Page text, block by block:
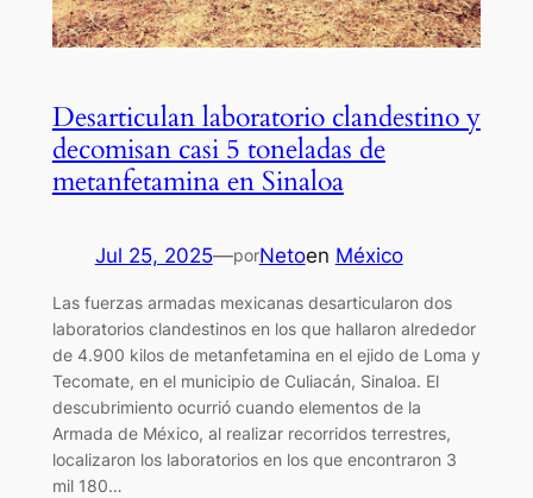
Desarticulan laboratorio clandestino y
decomisan casi 5 toneladas de
metanfetamina en Sinaloa
Jul 25, 2025—porNetoen México
Las fuerzas armadas mexicanas desarticularon dos
laboratorios clandestinos en los que hallaron alrededor
de 4.900 kilos de metanfetamina en el ejido de Loma y
Tecomate, en el municipio de Culiacán, Sinaloa. El
descubrimiento ocurrió cuando elementos de la
Armada de México, al realizar recorridos terrestres,
localizaron los laboratorios en los que encontraron 3
mil 180…